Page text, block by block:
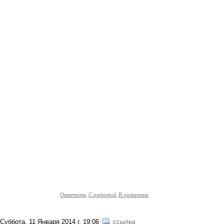
Ответить С цитатой В цитатник
Суббота, 11 Января 2014 г. 19:06 ссылка